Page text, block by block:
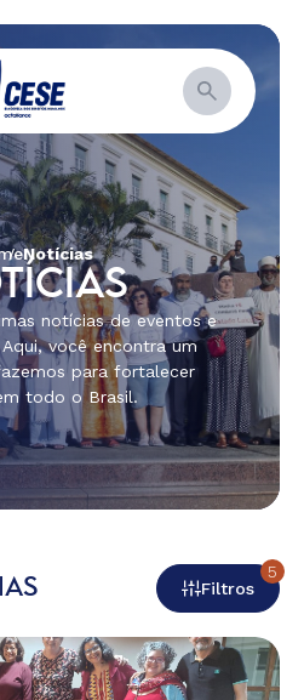
Notícias
notícias de eventos e
Aqui, você encontra um
para fortalecer
todo o Brasil.
Filtros
5